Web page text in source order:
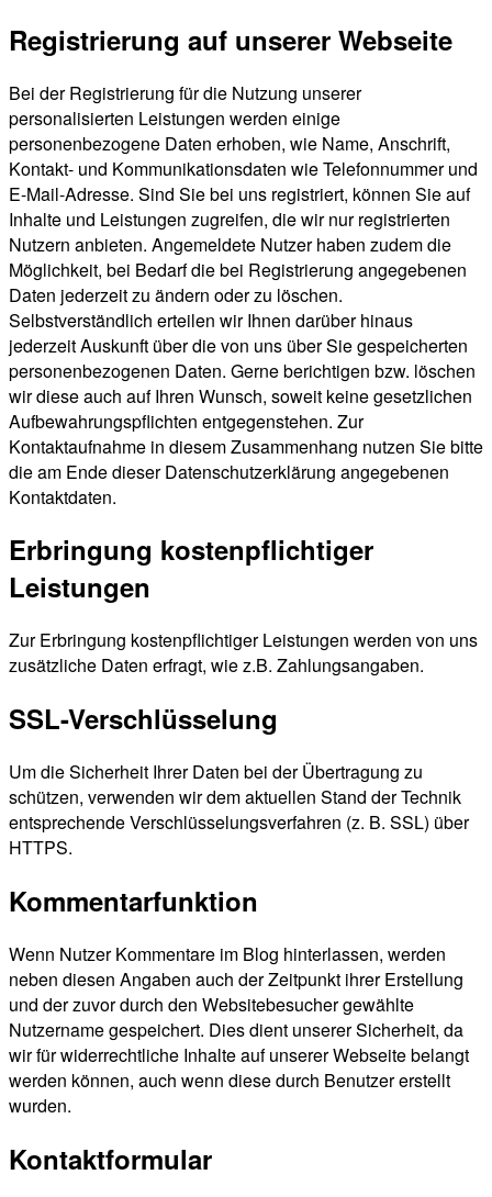
Registrierung auf unserer Webseite
Bei der Registrierung für die Nutzung unserer
personalisierten Leistungen werden einige
personenbezogene Daten erhoben, wie Name, Anschrift,
Kontakt- und Kommunikationsdaten wie Telefonnummer und
E-Mail-Adresse. Sind Sie bei uns registriert, können Sie auf
Inhalte und Leistungen zugreifen, die wir nur registrierten
Nutzern anbieten. Angemeldete Nutzer haben zudem die
Möglichkeit, bei Bedarf die bei Registrierung angegebenen
Daten jederzeit zu ändern oder zu löschen.
Selbstverständlich erteilen wir Ihnen darüber hinaus
jederzeit Auskunft über die von uns über Sie gespeicherten
personenbezogenen Daten. Gerne berichtigen bzw. löschen
wir diese auch auf Ihren Wunsch, soweit keine gesetzlichen
Aufbewahrungspflichten entgegenstehen. Zur
Kontaktaufnahme in diesem Zusammenhang nutzen Sie bitte
die am Ende dieser Datenschutzerklärung angegebenen
Kontaktdaten.
Erbringung kostenpflichtiger
Leistungen
Zur Erbringung kostenpflichtiger Leistungen werden von uns
zusätzliche Daten erfragt, wie z.B. Zahlungsangaben.
SSL-Verschlüsselung
Um die Sicherheit Ihrer Daten bei der Übertragung zu
schützen, verwenden wir dem aktuellen Stand der Technik
entsprechende Verschlüsselungsverfahren (z. B. SSL) über
HTTPS.
Kommentarfunktion
Wenn Nutzer Kommentare im Blog hinterlassen, werden
neben diesen Angaben auch der Zeitpunkt ihrer Erstellung
und der zuvor durch den Websitebesucher gewählte
Nutzername gespeichert. Dies dient unserer Sicherheit, da
wir für widerrechtliche Inhalte auf unserer Webseite belangt
werden können, auch wenn diese durch Benutzer erstellt
wurden.
Kontaktformular